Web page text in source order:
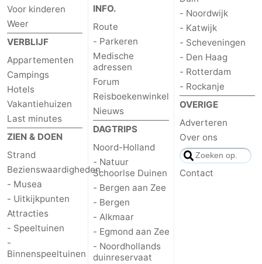
Voor kinderen
Weer
VERBLIJF
Appartementen
Campings
Hotels
Vakantiehuizen
Last minutes
ZIEN & DOEN
Strand
Bezienswaardigheden
- Musea
- Uitkijkpunten
Attracties
- Speeltuinen
-
Binnenspeeltuinen
INFO.
Route
- Parkeren
Medische
adressen
Forum
Reisboekenwinkel
Nieuws
DAGTRIPS
Noord-Holland
- Natuur
Schoorlse Duinen
- Bergen aan Zee
- Bergen
- Alkmaar
- Egmond aan Zee
- Noordhollands
duinreservaat
- Noordwijk
- Katwijk
- Scheveningen
- Den Haag
- Rotterdam
- Rockanje
OVERIGE
Adverteren
Over ons
Contact